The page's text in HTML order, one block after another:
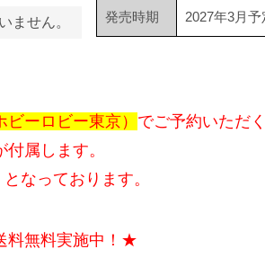
ません。 発売時期 2027年3月予
ーロビー東京） でご予約いただく
付属します。
なっております。
料無料実施中！★